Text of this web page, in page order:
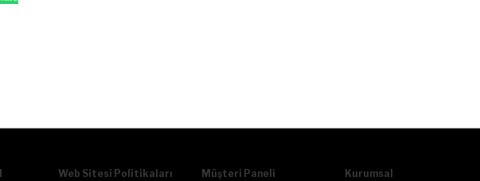
Web Sitesi Politikaları Müşteri Paneli Kurumsal